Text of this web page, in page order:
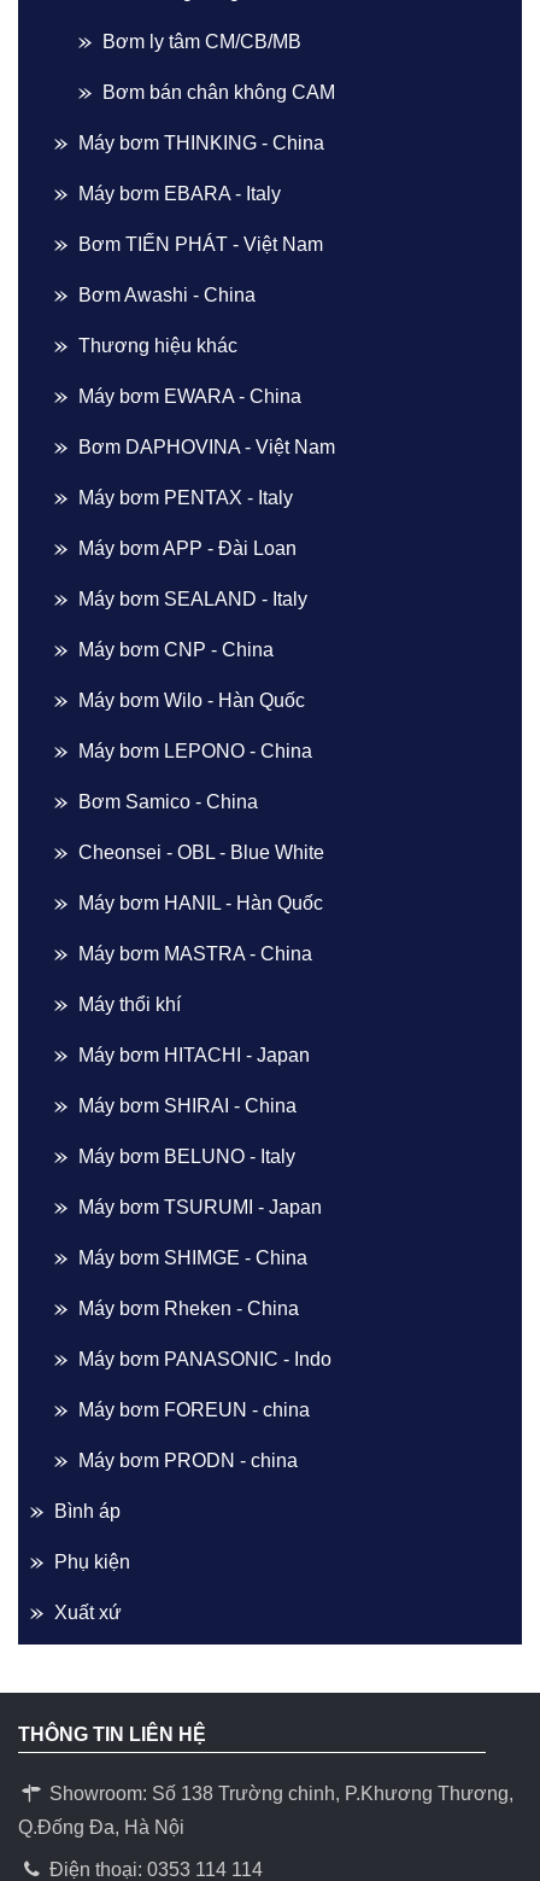
Bơm ly tâm CM/CB/MB
Bơm bán chân không CAM
Máy bơm THINKING - China
Máy bơm EBARA - Italy
Bơm TIẾN PHÁT - Việt Nam
Bơm Awashi - China
Thương hiệu khác
Máy bơm EWARA - China
Bơm DAPHOVINA - Việt Nam
Máy bơm PENTAX - Italy
Máy bơm APP - Đài Loan
Máy bơm SEALAND - Italy
Máy bơm CNP - China
Máy bơm Wilo - Hàn Quốc
Máy bơm LEPONO - China
Bơm Samico - China
Cheonsei - OBL - Blue White
Máy bơm HANIL - Hàn Quốc
Máy bơm MASTRA - China
Máy thổi khí
Máy bơm HITACHI - Japan
Máy bơm SHIRAI - China
Máy bơm BELUNO - Italy
Máy bơm TSURUMI - Japan
Máy bơm SHIMGE - China
Máy bơm Rheken - China
Máy bơm PANASONIC - Indo
Máy bơm FOREUN - china
Máy bơm PRODN - china
Bình áp
Phụ kiện
Xuất xứ
THÔNG TIN LIÊN HỆ
Showroom: Số 138 Trường chinh, P.Khương Thương,
Q.Đống Đa, Hà Nội
Điện thoại: 0353 114 114